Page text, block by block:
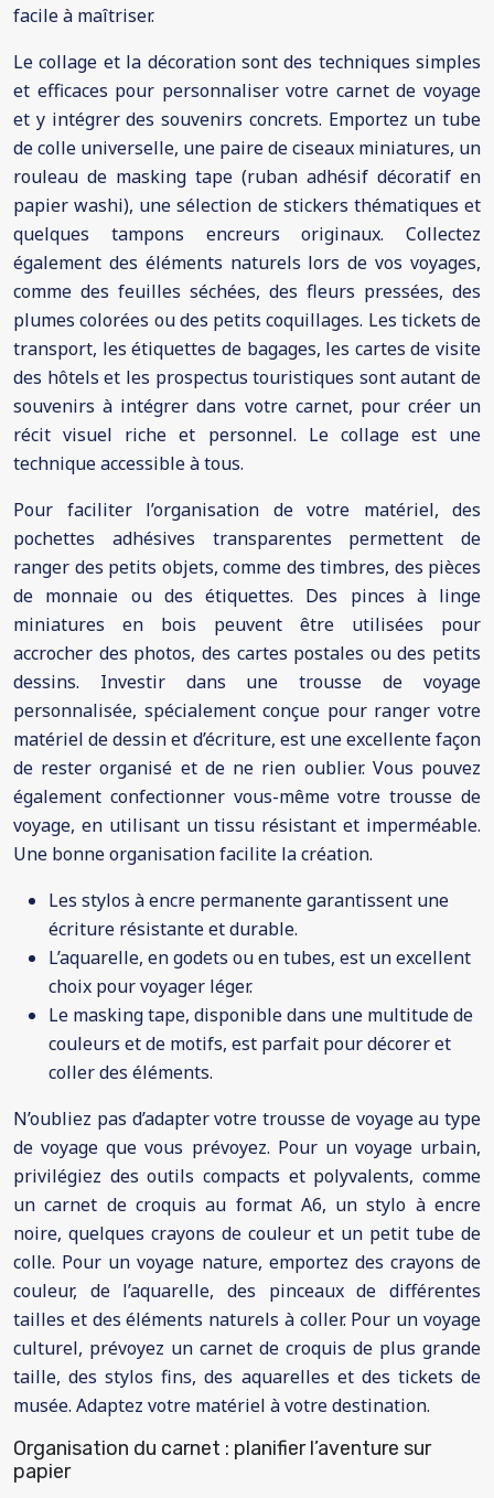
facile à maîtriser.
Le collage et la décoration sont des techniques simples
et efficaces pour personnaliser votre carnet de voyage
et y intégrer des souvenirs concrets. Emportez un tube
de colle universelle, une paire de ciseaux miniatures, un
rouleau de masking tape (ruban adhésif décoratif en
papier washi), une sélection de stickers thématiques et
quelques tampons encreurs originaux. Collectez
également des éléments naturels lors de vos voyages,
comme des feuilles séchées, des fleurs pressées, des
plumes colorées ou des petits coquillages. Les tickets de
transport, les étiquettes de bagages, les cartes de visite
des hôtels et les prospectus touristiques sont autant de
souvenirs à intégrer dans votre carnet, pour créer un
récit visuel riche et personnel. Le collage est une
technique accessible à tous.
Pour faciliter l’organisation de votre matériel, des
pochettes adhésives transparentes permettent de
ranger des petits objets, comme des timbres, des pièces
de monnaie ou des étiquettes. Des pinces à linge
miniatures en bois peuvent être utilisées pour
accrocher des photos, des cartes postales ou des petits
dessins. Investir dans une trousse de voyage
personnalisée, spécialement conçue pour ranger votre
matériel de dessin et d’écriture, est une excellente façon
de rester organisé et de ne rien oublier. Vous pouvez
également confectionner vous-même votre trousse de
voyage, en utilisant un tissu résistant et imperméable.
Une bonne organisation facilite la création.
Les stylos à encre permanente garantissent une
écriture résistante et durable.
L’aquarelle, en godets ou en tubes, est un excellent
choix pour voyager léger.
Le masking tape, disponible dans une multitude de
couleurs et de motifs, est parfait pour décorer et
coller des éléments.
N’oubliez pas d’adapter votre trousse de voyage au type
de voyage que vous prévoyez. Pour un voyage urbain,
privilégiez des outils compacts et polyvalents, comme
un carnet de croquis au format A6, un stylo à encre
noire, quelques crayons de couleur et un petit tube de
colle. Pour un voyage nature, emportez des crayons de
couleur, de l’aquarelle, des pinceaux de différentes
tailles et des éléments naturels à coller. Pour un voyage
culturel, prévoyez un carnet de croquis de plus grande
taille, des stylos fins, des aquarelles et des tickets de
musée. Adaptez votre matériel à votre destination.
Organisation du carnet : planifier l’aventure sur
papier